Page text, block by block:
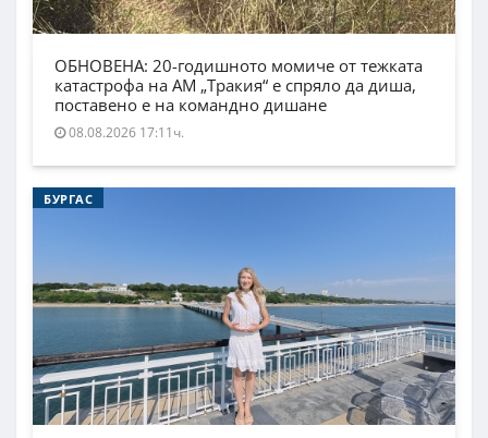
ОБНОВЕНА: 20-годишното момиче от тежката
катастрофа на АМ „Тракия“ е спряло да диша,
поставено е на командно дишане
08.08.2026 17:11ч.
БУРГАС